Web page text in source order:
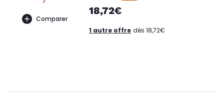
Comparer
18,72€
1 autre offre dès 18,72€